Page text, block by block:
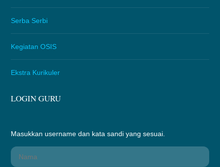
Serba Serbi
Kegiatan OSIS
Ekstra Kurikuler
LOGIN GURU
Masukkan username dan kata sandi yang sesuai.